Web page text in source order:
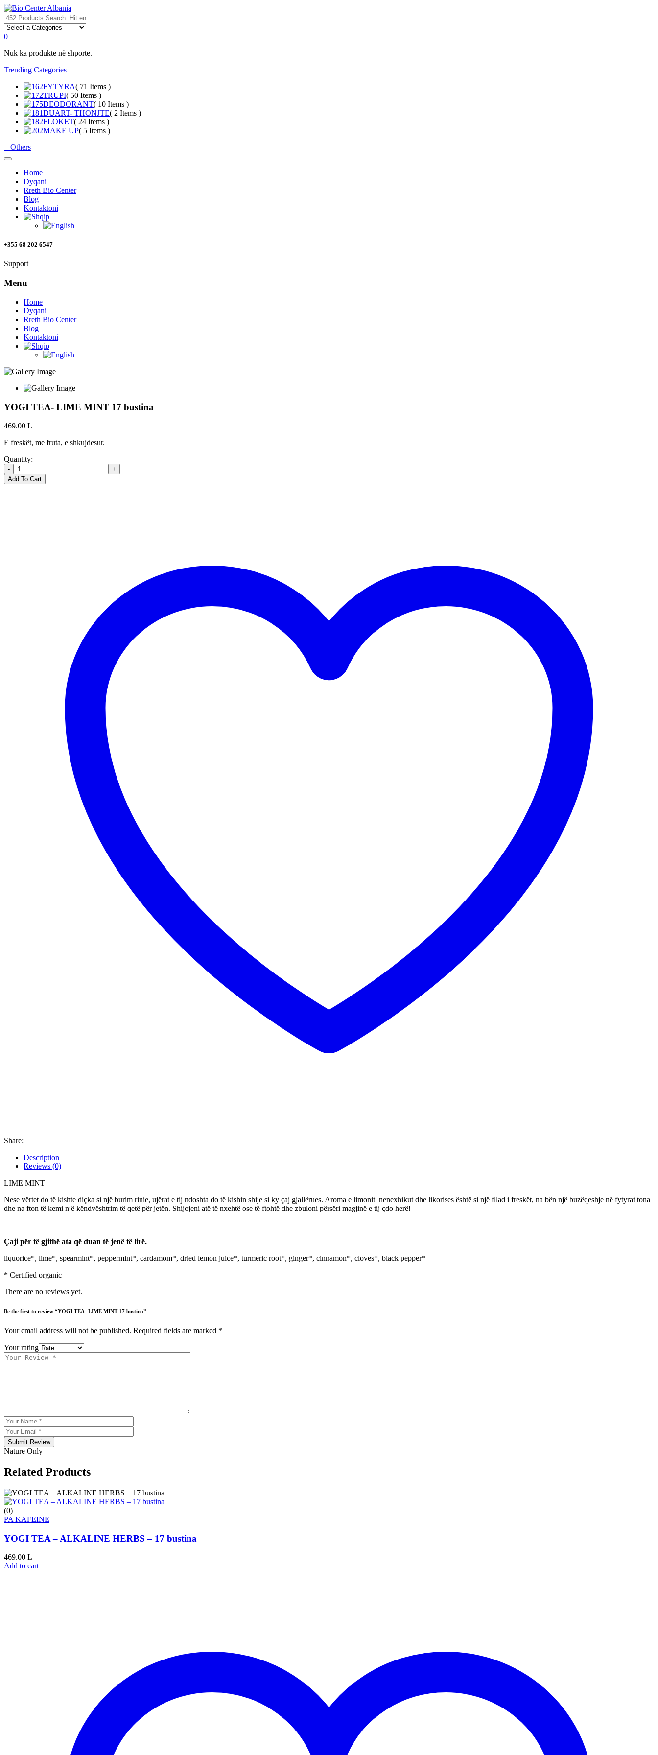
0
Nuk ka produkte në shporte.
Trending Categories
FYTYRA( 71 Items )
TRUPI( 50 Items )
DEODORANT( 10 Items )
DUART- THONJTE( 2 Items )
FLOKET( 24 Items )
MAKE UP( 5 Items )
+ Others
Home
Dyqani
Rreth Bio Center
Blog
Kontaktoni
+355 68 202 6547
Support
Menu
Home
Dyqani
Rreth Bio Center
Blog
Kontaktoni
YOGI TEA- LIME MINT 17 bustina
469.00 L
E freskët, me fruta, e shkujdesur.
Quantity:
-
+
Add To Cart
Share:
Description
Reviews (0)
LIME MINT
Nese vërtet do të kishte diçka si një burim rinie, ujërat e tij ndoshta do të kishin shije si ky çaj gjallërues. Aroma e limonit, nenexhikut dhe likorises është si një fllad i freskët, na bën një buzëqeshje në fytyrat tona
dhe na fton të kemi një këndvështrim të qetë për jetën. Shijojeni atë të nxehtë ose të ftohtë dhe zbuloni përsëri magjinë e tij çdo herë!
Çaji për të gjithë ata që duan të jenë të lirë.
liquorice*, lime*, spearmint*, peppermint*, cardamom*, dried lemon juice*, turmeric root*, ginger*, cinnamon*, cloves*, black pepper*
* Certified organic
There are no reviews yet.
Be the first to review “YOGI TEA- LIME MINT 17 bustina”
Your email address will not be published. Required fields are marked *
Your rating
Submit Review
Nature Only
Related Products
(0)
PA KAFEINE
YOGI TEA – ALKALINE HERBS – 17 bustina
469.00 L
Add to cart